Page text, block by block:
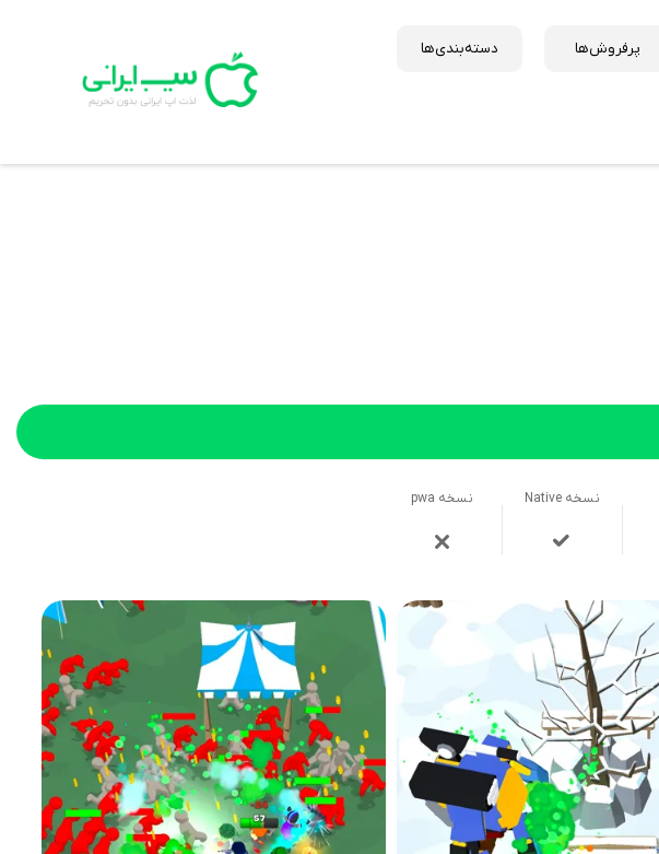
پرفروش‌ها دسته‌بندی‌ها
نسخه Native نسخه pwa